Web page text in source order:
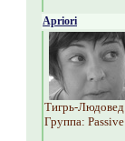
Apriori
Тигрь-Людовед
Группа: Passive